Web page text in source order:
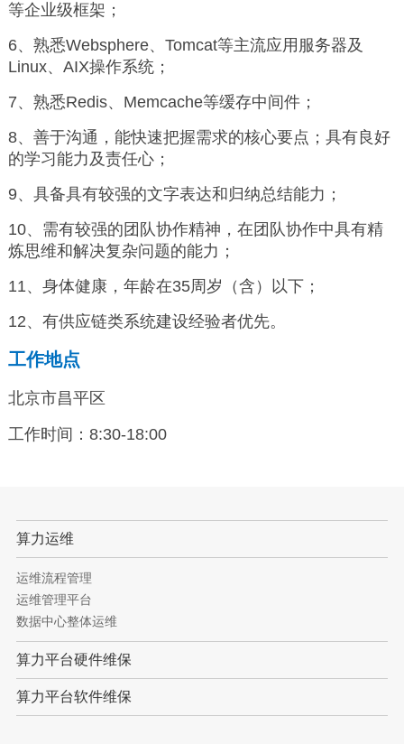
等企业级框架；
6、熟悉Websphere、Tomcat等主流应用服务器及
Linux、AIX操作系统；
7、熟悉Redis、Memcache等缓存中间件；
8、善于沟通，能快速把握需求的核心要点；具有良好
的学习能力及责任心；
9、具备具有较强的文字表达和归纳总结能力；
10、需有较强的团队协作精神，在团队协作中具有精
炼思维和解决复杂问题的能力；
11、身体健康，年龄在35周岁（含）以下；
12、有供应链类系统建设经验者优先。
工作地点
北京市昌平区
工作时间：8:30-18:00
算力运维
运维流程管理
运维管理平台
数据中心整体运维
算力平台硬件维保
算力平台软件维保